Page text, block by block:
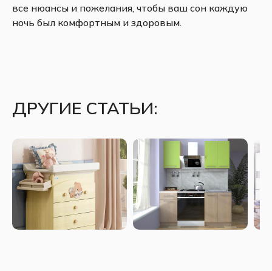
все нюансы и пожелания, чтобы ваш сон каждую
ночь был комфортным и здоровым.
ДРУГИЕ СТАТЬИ: